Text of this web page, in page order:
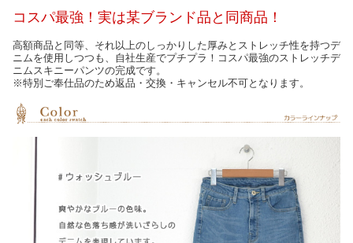
コスパ最強！実は某ブランド品と同商品！
高額商品と同等、それ以上のしっかりした厚みとストレッチ性を持つデ
ニムを使用しつつも、自社生産でプチプラ！コスパ最強のストレッチデ
ニムスキニーパンツの完成です。
※特別ご奉仕品のため返品・交換・キャンセル不可となります。